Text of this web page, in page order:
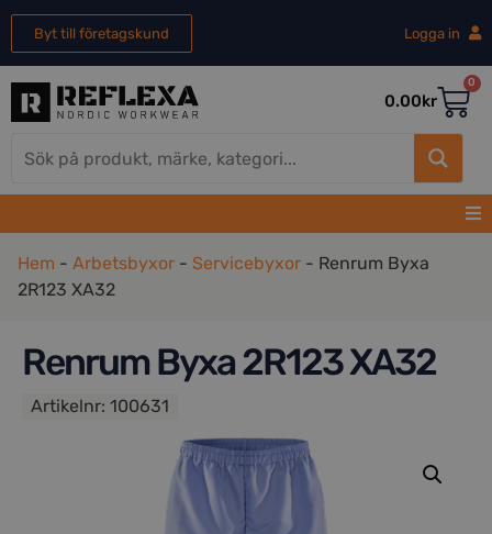
Byt till företagskund Logga in
0.00kr
0
Hem - Arbetsbyxor - Servicebyxor - Renrum Byxa
2R123 XA32
Renrum Byxa 2R123 XA32
Artikelnr: 100631